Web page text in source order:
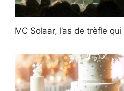
MC Solaar, l’as de trèfle